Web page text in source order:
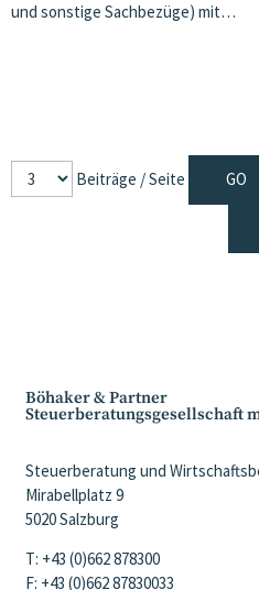
und sonstige Sachbezüge) mit…
Beiträge / Seite
Böhaker & Partner
Steuerberatungsgesellschaft
Steuerberatung und
Mirabellplatz 9
5020 Salzburg
T: +43 (0)662 878300
F: +43 (0)662 87830033